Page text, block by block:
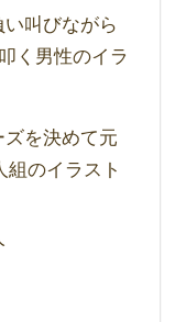
叫びながら
く男性のイラ
を決めて元
のイラスト